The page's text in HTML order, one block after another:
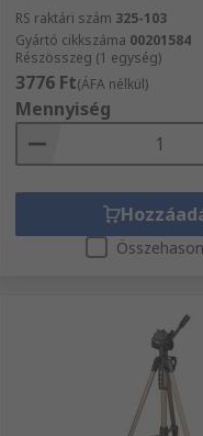
RS raktári szám 325-103
Gyártó cikkszáma 00201584
Részösszeg (1 egység)
3776 Ft(ÁFA nélkül)
Mennyiség